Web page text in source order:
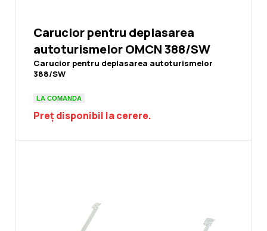
Carucior pentru deplasarea
autoturismelor OMCN 388/SW
Carucior pentru deplasarea autoturismelor
388/SW
LA COMANDA
Preț disponibil la cerere.